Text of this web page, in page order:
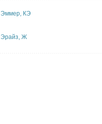
Эммер, КЭ
Эрайз, Ж